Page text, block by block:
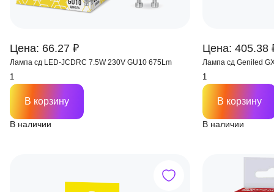
Цена: 66.27 ₽
Лампа сд LED-JCDRС 7.5W 230V GU10 675Lm
В наличии
В корзину
Цена: 405.38
Лампа сд Geniled
В наличии
В корзину